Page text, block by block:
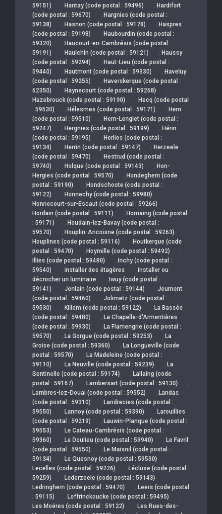
59151)
, Hantay (code postal : 59496) , Hardifort
(code postal : 59670)
, Hargnies (code postal :
59138)
, Hasnon (code postal : 59178) , Haspres
(code postal : 59198)
, Haubourdin (code postal :
59320)
, Haucourt-en-Cambrésis (code postal :
59191)
, Haulchin (code postal : 59121) , Haussy
(code postal : 59294)
, Haut-Lieu (code postal :
59440)
, Hautmont (code postal : 59330) , Haveluy
(code postal : 59255)
, Haverskerque (code postal :
62350)
, Haynecourt (code postal : 59268) ,
Hazebrouck (code postal : 59190) , Hecq (code postal
: 59530)
, Hélesmes (code postal : 59171) , Hem
(code postal : 59510)
, Hem-Lenglet (code postal :
59247)
, Hergnies (code postal : 59199) , Hérin
(code postal : 59195)
, Herlies (code postal :
59134)
, Herrin (code postal : 59147) , Herzeele
(code postal : 59470)
, Hestrud (code postal :
59740)
, Holque (code postal : 59143) , Hon-
Hergies (code postal : 59570)
, Hondeghem (code
postal : 59190)
, Hondschoote (code postal :
59122)
, Honnechy (code postal : 59980) ,
Honnecourt-sur-Escaut (code postal : 59266) ,
Hordain (code postal : 59111) , Hornaing (code postal
: 59171)
, Houdain-lez-Bavay (code postal :
59570)
, Houplin-Ancoisne (code postal : 59263)
Houplines (code postal : 59116)
, Houtkerque (code
postal : 59470)
, Hoymille (code postal : 59492) ,
Illies (code postal : 59480) , Inchy (code postal :
59540)
, installer des étagères , installer ou
décrocher un luminaire
, Iwuy (code postal :
59141)
, Jenlain (code postal : 59144) , Jeumont
(code postal : 59460)
, Jolimetz (code postal :
59530)
, Killem (code postal : 59122) , La Bassée
(code postal : 59480)
, La Chapelle-d'Armentières
(code postal : 59930)
, La Flamengrie (code postal :
59570)
, La Gorgue (code postal : 59253) , La
Groise (code postal : 59360)
, La Longueville (code
postal : 59570)
, La Madeleine (code postal :
59110)
, La Neuville (code postal : 59239) , La
Sentinelle (code postal : 59174)
, Lallaing (code
postal : 59167)
, Lambersart (code postal : 59130) ,
Lambres-lez-Douai (code postal : 59552) , Landas
(code postal : 59310)
, Landrecies (code postal :
59550)
, Lannoy (code postal : 59390) , Larouillies
(code postal : 59219)
, Lauwin-Planque (code postal :
59553)
, Le Cateau-Cambrésis (code postal :
59360)
, Le Doulieu (code postal : 59940) , Le Favril
(code postal : 59550)
, Le Maisnil (code postal :
59134)
, Le Quesnoy (code postal : 59530) ,
Lecelles (code postal : 59226) , Lécluse (code postal :
59259)
, Lederzeele (code postal : 59143) ,
Ledringhem (code postal : 59470) , Leers (code postal
: 59115)
, Leffrinckoucke (code postal : 59495) ,
Les Moëres (code postal : 59122) , Les Rues-des-